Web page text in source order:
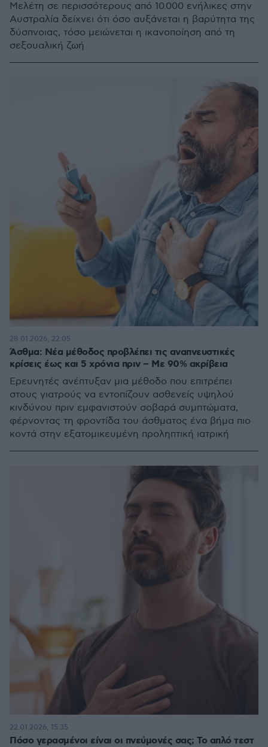
Μελέτη σε περισσότερους από 10.000 ενήλικες στην
Αυστραλία δείχνει ότι όσο αυξάνεται η βαρύτητα της
δύσπνοιας, τόσο μειώνεται η ικανοποίηση από τη
σεξουαλική ζωή
Άσθμα: Νέα μέθοδος προβλέπει τις αναπνευστικές
κρίσεις έως και 5 χρόνια πριν – Με 90% ακρίβεια
Ερευνητές ανέπτυξαν μια μέθοδο που επιτρέπει
στους γιατρούς να εντοπίζουν ασθενείς υψηλού
κινδύνου πριν εμφανιστούν σοβαρά συμπτώματα,
φέρνοντας τη φροντίδα του άσθματος ένα βήμα πιο
κοντά στην εξατομικευμένη προληπτική ιατρική
28.01.2026, 22:05
Πόσο γερασμένοι είναι οι πνεύμονές σας; Το απλό τεστ
22.01.2026, 15:35